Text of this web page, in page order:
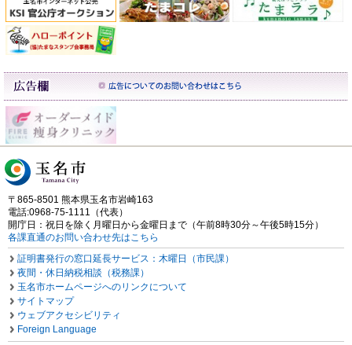
〒865-8501 熊本県玉名市岩崎163
電話:0968-75-1111（代表）
開庁日：祝日を除く月曜日から金曜日まで（午前8時30分～午後5時15分）
各課直通のお問い合わせ先はこちら
証明書発行の窓口延長サービス：木曜日（市民課）
夜間・休日納税相談（税務課）
玉名市ホームページへのリンクについて
サイトマップ
ウェブアクセシビリティ
Foreign Language